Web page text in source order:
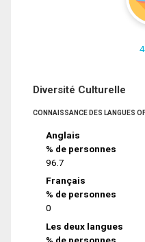
Diversité Culturelle
CONNAISSANCE DES LANGUES
Anglais
% de personnes
96.7
Français
% de personnes
0
Les deux langues